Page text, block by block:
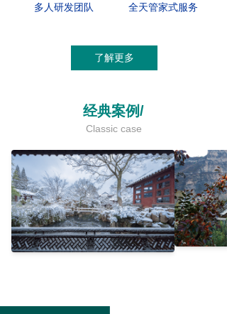
多人研发团队 全天管家式服务
了解更多
经典案例/
Classic case